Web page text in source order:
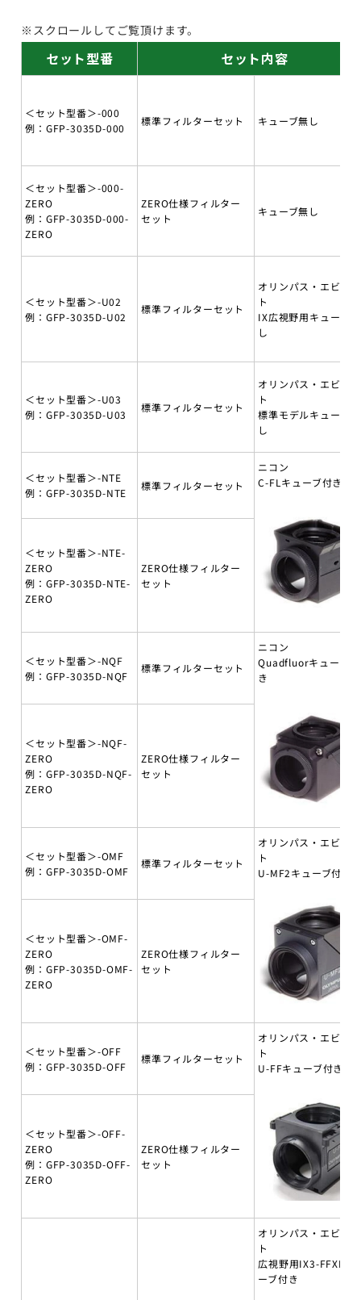
※スクロールしてご覧頂けます。
セット型番 セット内容
＜セット型番＞-000
例：GFP-3035D-000
標準フィルターセット キューブ無し
＜セット型番＞-000-
ZERO
例：GFP-3035D-000-
ZERO
ZERO仕様フィルター
セット
キューブ無し
＜セット型番＞-U02
例：GFP-3035D-U02
標準フィルターセット
オリンパス・エビデン
ト
IX広視野用キューブ無
し
＜セット型番＞-U03
例：GFP-3035D-U03
標準フィルターセット
オリンパス・エビデン
ト
標準モデルキューブ無
し
＜セット型番＞-NTE
例：GFP-3035D-NTE
標準フィルターセット
ニコン
C-FLキューブ付き
＜セット型番＞-NTE-
ZERO
例：GFP-3035D-NTE-
ZERO
ZERO仕様フィルター
セット
＜セット型番＞-NQF
例：GFP-3035D-NQF
標準フィルターセット
ニコン
Quadfluorキューブ付
き
＜セット型番＞-NQF-
ZERO
例：GFP-3035D-NQF-
ZERO
ZERO仕様フィルター
セット
＜セット型番＞-OMF
例：GFP-3035D-OMF
標準フィルターセット
オリンパス・エビデン
ト
U-MF2キューブ付き
＜セット型番＞-OMF-
ZERO
例：GFP-3035D-OMF-
ZERO
ZERO仕様フィルター
セット
＜セット型番＞-OFF
例：GFP-3035D-OFF
標準フィルターセット
オリンパス・エビデン
ト
U-FFキューブ付き
＜セット型番＞-OFF-
ZERO
例：GFP-3035D-OFF-
ZERO
ZERO仕様フィルター
セット
オリンパス・エビデン
ト
広視野用IX3-FFXLキ
ーブ付き